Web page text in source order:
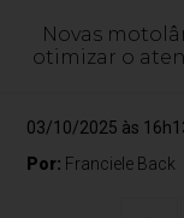
Novas
otimizar o
03/10/2025 às
Por: Franciele Back